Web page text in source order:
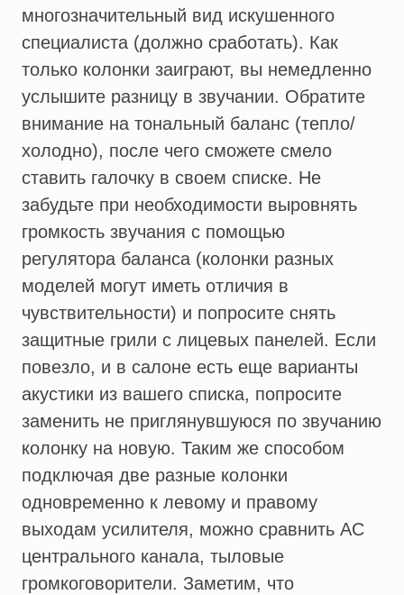
многозначительный вид искушенного
специалиста (должно сработать). Как
только колонки заиграют, вы немедленно
услышите разницу в звучании. Обратите
внимание на тональный баланс (тепло/
холодно), после чего сможете смело
ставить галочку в своем списке. Не
забудьте при необходимости выровнять
громкость звучания с помощью
регулятора баланса (колонки разных
моделей могут иметь отличия в
чувствительности) и попросите снять
защитные грили с лицевых панелей. Если
повезло, и в салоне есть еще варианты
акустики из вашего списка, попросите
заменить не приглянувшуюся по звучанию
колонку на новую. Таким же способом
подключая две разные колонки
одновременно к левому и правому
выходам усилителя, можно сравнить АС
центрального канала, тыловые
громкоговорители. Заметим, что